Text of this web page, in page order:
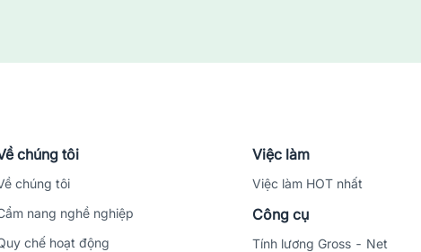
chúng tôi
chúng tôi
nang nghề nghiệp
chế hoạt động
Việc làm
Việc làm HOT nhất
Công cụ
Tính lương Gross - Net